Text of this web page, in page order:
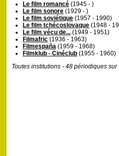
Le film romancé (1945 - )
Le film sonore (1929 - )
Le film soviétique (1957 - 1990)
Le film tchécoslovaque (1948 -
Le film vécu de... (1949 - 1951)
Filmafric (1936 - 1963)
Filmespaña (1959 - 1968)
Filmklub - Cinéclub (1955 - 1960)
Toutes institutions - 48 périodiques sur